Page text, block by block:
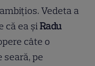
Vedeta a
că ea șiRadu
câte o
pe